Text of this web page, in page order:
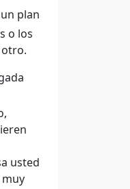
plan
o los
usted